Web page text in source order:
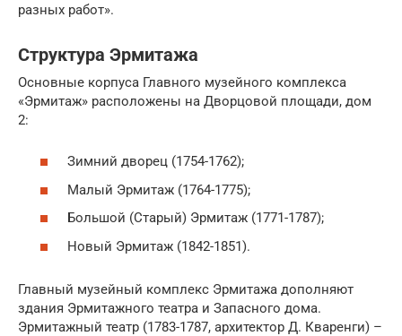
разных работ».
Структура Эрмитажа
Основные корпуса Главного музейного комплекса
«Эрмитаж» расположены на Дворцовой площади, дом
2:
Зимний дворец (1754-1762);
Малый Эрмитаж (1764-1775);
Большой (Старый) Эрмитаж (1771-1787);
Новый Эрмитаж (1842-1851).
Главный музейный комплекс Эрмитажа дополняют
здания Эрмитажного театра и Запасного дома.
Эрмитажный театр (1783-1787, архитектор Д. Кваренги) –